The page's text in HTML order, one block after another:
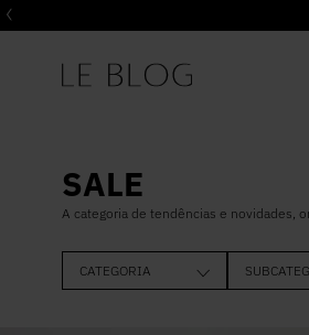
SALE
A categoria de tendências e novidades,
CATEGORIA